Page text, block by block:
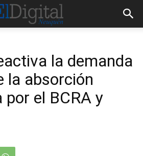
la demanda
la absorción
por el BCRA y